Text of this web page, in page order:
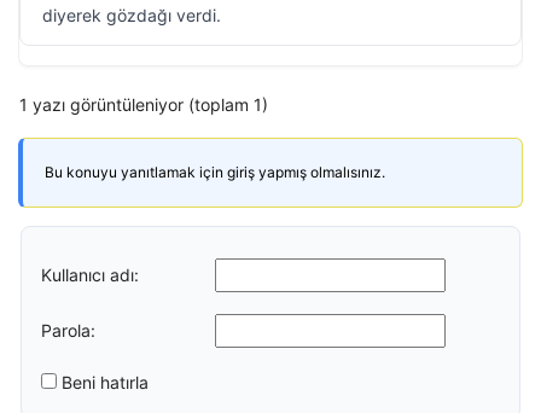
diyerek gözdağı verdi.
1 yazı görüntüleniyor (toplam 1)
Bu konuyu yanıtlamak için giriş yapmış olmalısınız.
Kullanıcı adı:
Parola:
Beni hatırla